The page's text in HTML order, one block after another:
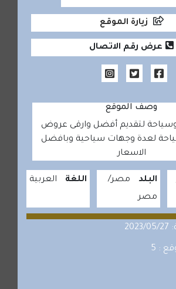
زيارة الموقع
عرض رقم الاتصال
وصف الموقع
لتقديم أفضل وارقى عروض
لعدة وجهات سياحية وبافضل
الاسعار
البلد
مصر
مصر
اللغة العربية
: 5